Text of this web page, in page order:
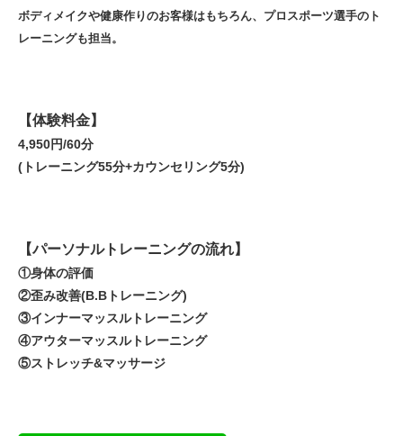
ボディメイクや健康作りのお客様はもちろん、プロスポーツ選手のト
レーニングも担当。
【体験料金】
4,950円/60分
(トレーニング55分+カウンセリング5分)
【パーソナルトレーニングの流れ】
①身体の評価
②歪み改善(B.Bトレーニング)
③インナーマッスルトレーニング
④アウターマッスルトレーニング
⑤ストレッチ&マッサージ